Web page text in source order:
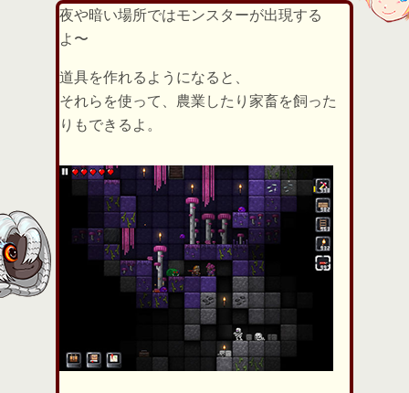
夜や暗い場所ではモンスターが出現する
よ〜
道具を作れるようになると、
それらを使って、農業したり家畜を飼った
りもできるよ。